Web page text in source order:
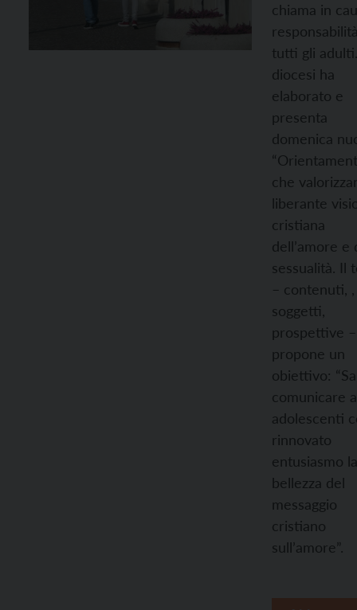
chiama in
tutti gli
diocesi ha
elaborato e
presenta
domenica
che
liberante
cristiana
dell’amore e
sessualità. Il
– contenuti, ,
soggetti,
prospettive
propone un
obiettivo:
comunicare
adolescenti
rinnovato
entusiasmo la
bellezza del
messaggio
cristiano
sull’amore”.